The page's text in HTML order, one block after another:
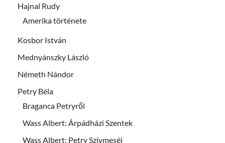
Hajnal Rudy
Amerika története
Kosbor István
Mednyánszky László
Németh Nándor
Petry Béla
Braganca Petryről
Wass Albert: Árpádházi Szentek
Wass Albert: Petry Szívmeséi